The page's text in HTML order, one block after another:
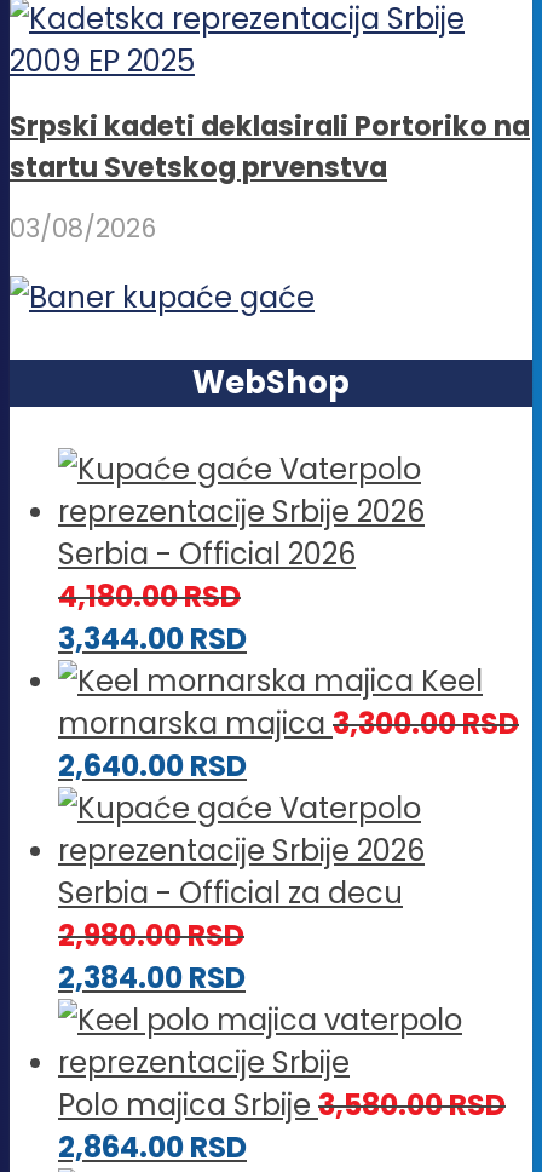
Srpski kadeti deklasirali Portoriko na
startu Svetskog prvenstva
03/08/2026
WebShop
Serbia - Official 2026
4,180.00RSD
3,344.00RSD
Keel
mornarska majica 3,300.00RSD
2,640.00RSD
Serbia - Official za decu
2,980.00RSD
2,384.00RSD
Polo majica Srbije 3,580.00RSD
2,864.00RSD